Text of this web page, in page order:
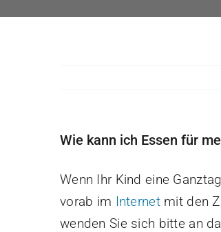
Wie kann ich Essen für
Wenn Ihr Kind eine
vorab im Internet mit den
wenden Sie sich bitte an